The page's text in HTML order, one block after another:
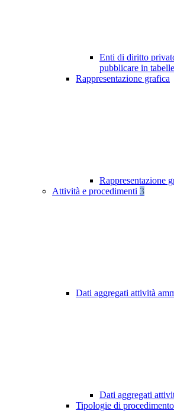
Enti di diritto
pubblicare in
Rappresentazione grafica
Rappresentazione
Attività e procedimenti 3
Dati aggregati attività
Dati aggregati
Tipologie di procedimento